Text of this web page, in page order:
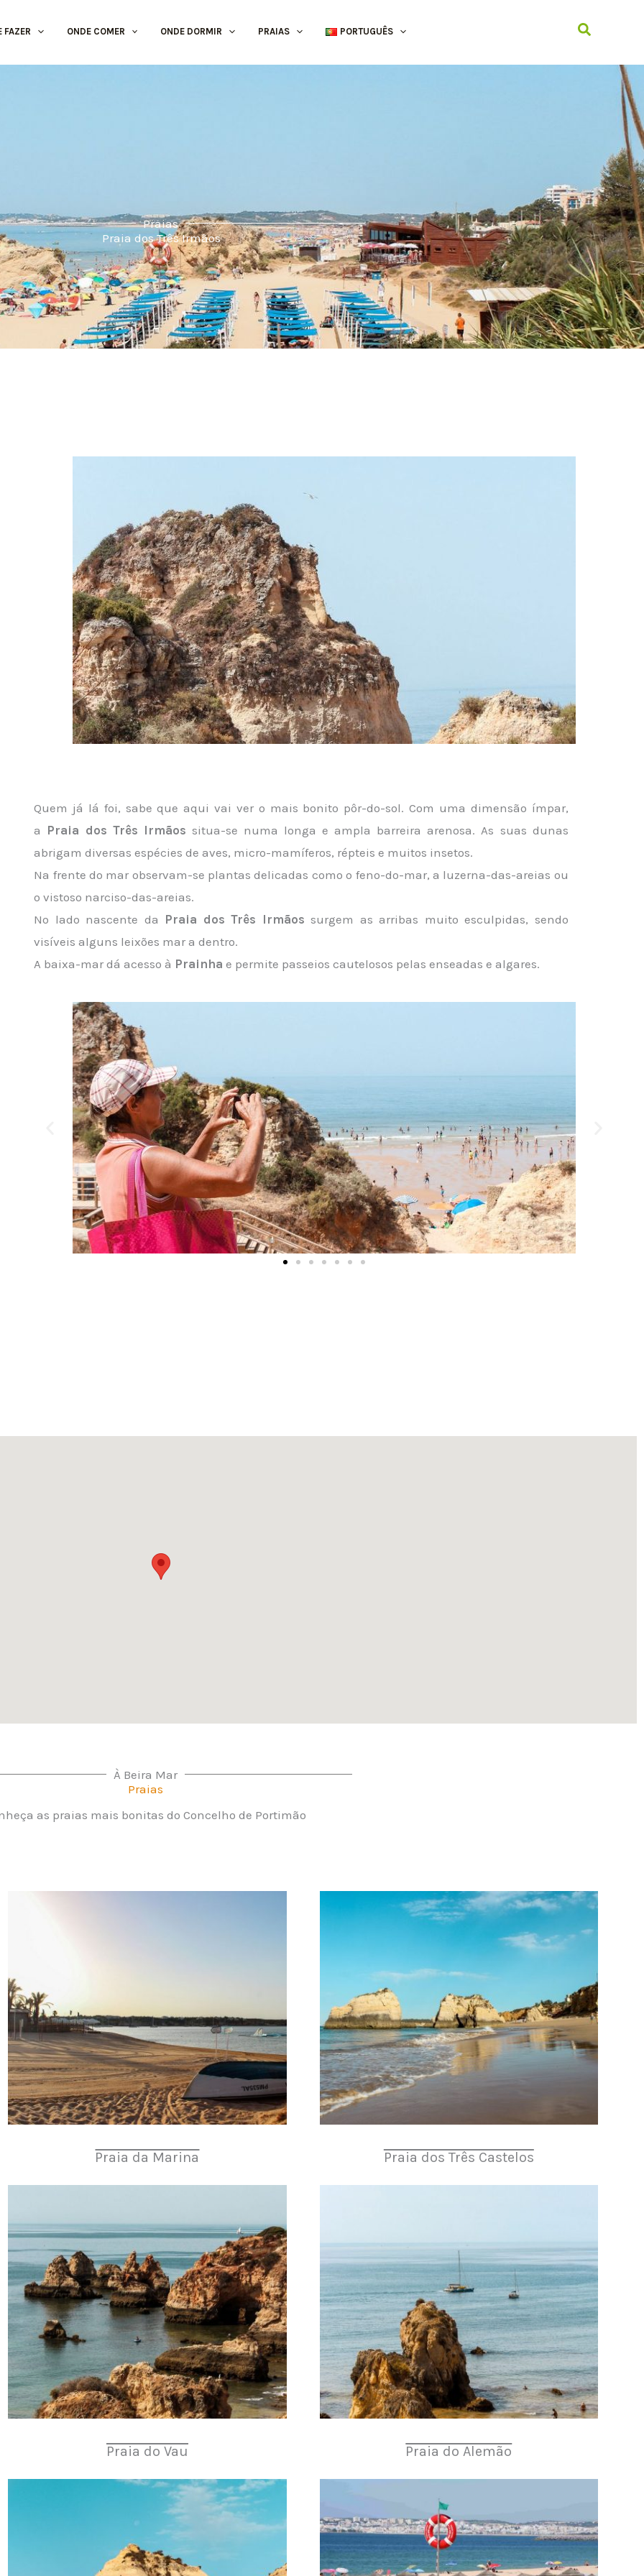
FAZER ONDE COMER ONDE DORMIR PRAIAS PORTUGUÊS Search
Praias
Praia dos Três Irmãos
Quem já lá foi, sabe que aqui vai ver o mais bonito pôr-do-sol. Com uma dimensão ímpar,
a Praia dos Três Irmãos situa-se numa longa e ampla barreira arenosa. As suas dunas
abrigam diversas espécies de aves, micro-mamíferos, répteis e muitos insetos.
Na frente do mar observam-se plantas delicadas como o feno-do-mar, a luzerna-das-areias ou
o vistoso narciso-das-areias.
No lado nascente da Praia dos Três Irmãos surgem as arribas muito esculpidas, sendo
visíveis alguns leixões mar a dentro.
A baixa-mar dá acesso à Prainha e permite passeios cautelosos pelas enseadas e algares.
À Beira Mar
Praias
as praias mais bonitas do Concelho de Portimão
Praia da Marina Praia dos Três Castelos
Praia do Vau Praia do Alemão